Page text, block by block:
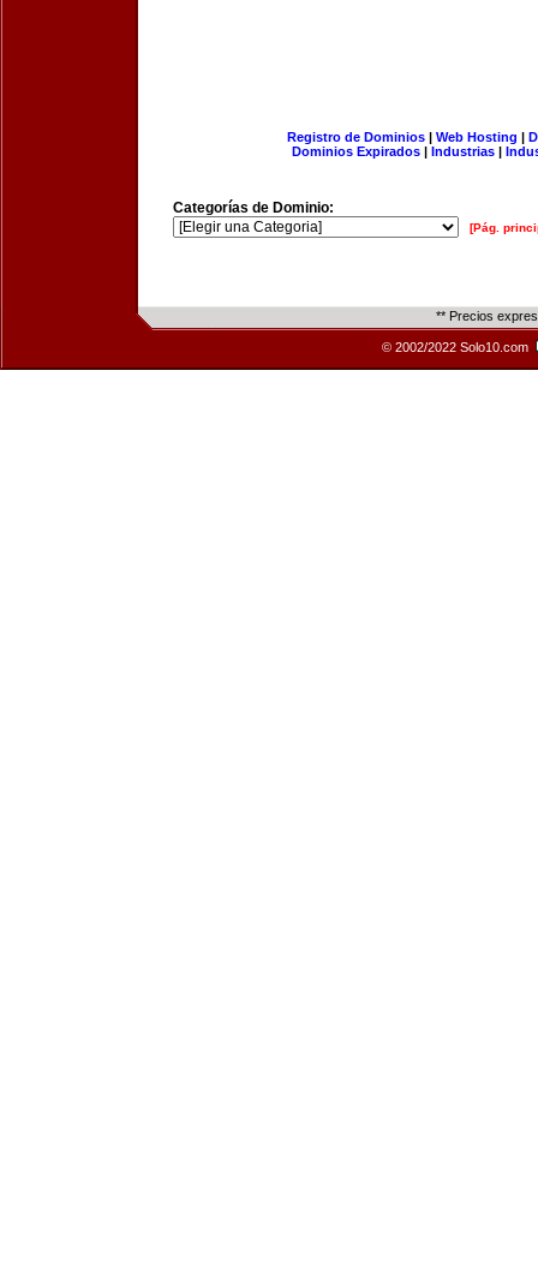
Registro de Dominios| Web Hosting |
Dominios Expirados | Industrias |
Categorías de Dominio:
[Pág.
** Precios
© 2002/2022 Solo10.com